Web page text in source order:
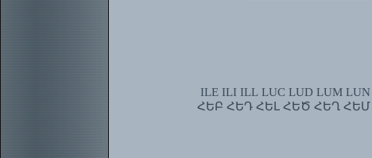
ILE ILI ILL LUC LUD LUM LUN
ՀԵԲ ՀԵԴ ՀԵԼ ՀԵԾ ՀԵՂ ՀԵՄ